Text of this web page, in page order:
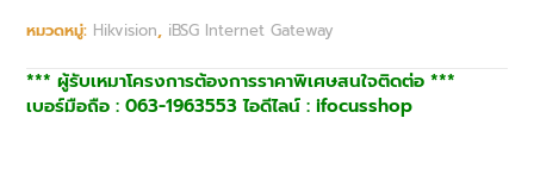
หมวดหมู่: Hikvision, iBSG Internet Gateway
*** ผู้รับเหมาโครงการต้องการราคาพิเศษสนใจติดต่อ ***
เบอร์มือถือ : 063-1963553 ไอดีไลน์ : ifocusshop